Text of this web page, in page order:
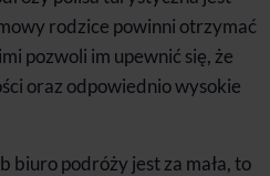
rodzice powinni otrzymać
pozwoli im upewnić się, że
oraz odpowiednio wysokie
biuro podróży jest za mała, to